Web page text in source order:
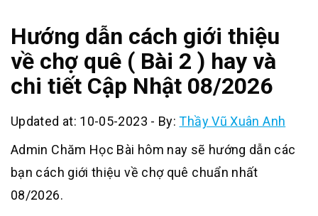
Hướng dẫn cách giới thiệu
về chợ quê ( Bài 2 ) hay và
chi tiết Cập Nhật 08/2026
Updated at: 10-05-2023 - By:Thầy Vũ Xuân Anh
Admin Chăm Học Bài hôm nay sẽ hướng dẫn các
bạn cách giới thiệu về chợ quê chuẩn nhất
08/2026.